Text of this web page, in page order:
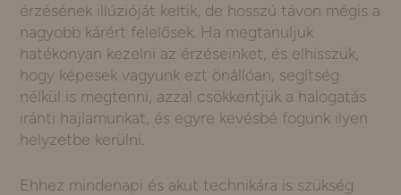
érzésének illúzióját keltik, de hosszú távon mégis a
nagyobb kárért felelősek. Ha megtanuljuk
hatékonyan kezelni az érzéseinket, és elhisszük,
hogy képesek vagyunk ezt önállóan, segítség
nélkül is megtenni, azzal csökkentjük a halogatás
iránti hajlamunkat, és egyre kevésbé fogunk ilyen
helyzetbe kerülni.
Ehhez mindenapi és akut technikára is szükség